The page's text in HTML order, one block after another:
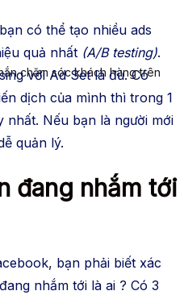
chăm sóc khách hàng trên
có thể tạo nhiều ads
quả nhất (A/B testing).
với Ad Set là đủ. Có
dịch của mình thì trong 1
nhất. Nếu bạn là người mới
quản lý.
đang nhắm tới
bạn phải biết xác
nhắm tới là ai ? Có 3